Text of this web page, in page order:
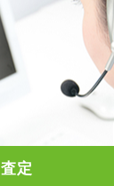
査定